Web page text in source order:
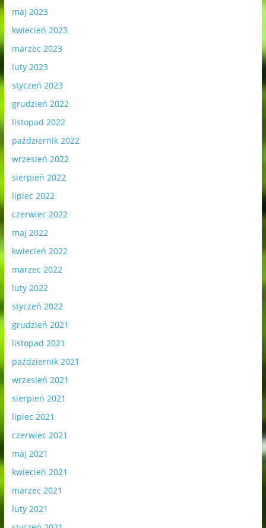
maj 2023
kwiecień 2023
marzec 2023
luty 2023
styczeń 2023
grudzień 2022
listopad 2022
październik 2022
wrzesień 2022
sierpień 2022
lipiec 2022
czerwiec 2022
maj 2022
kwiecień 2022
marzec 2022
luty 2022
styczeń 2022
grudzień 2021
listopad 2021
październik 2021
wrzesień 2021
sierpień 2021
lipiec 2021
czerwiec 2021
maj 2021
kwiecień 2021
marzec 2021
luty 2021